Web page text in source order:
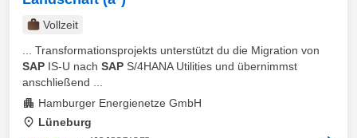
Vollzeit
... Transformationsprojekts unterstützt du die Migration von
SAP IS-U nach SAP S/4HANA Utilities und übernimmst
anschließend ...
Hamburger Energienetze GmbH
Lüneburg